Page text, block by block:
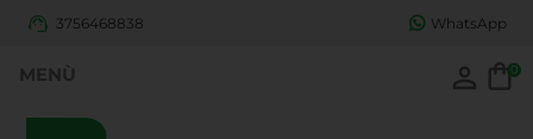
3756468838
0
WhatsApp